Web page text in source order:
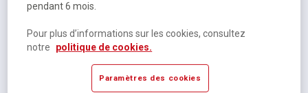
Spikeball original set
pendant 6 mois.
Pour plus d’informations sur les cookies, consultez
notre
politique de cookies.
Paramètres des cookies